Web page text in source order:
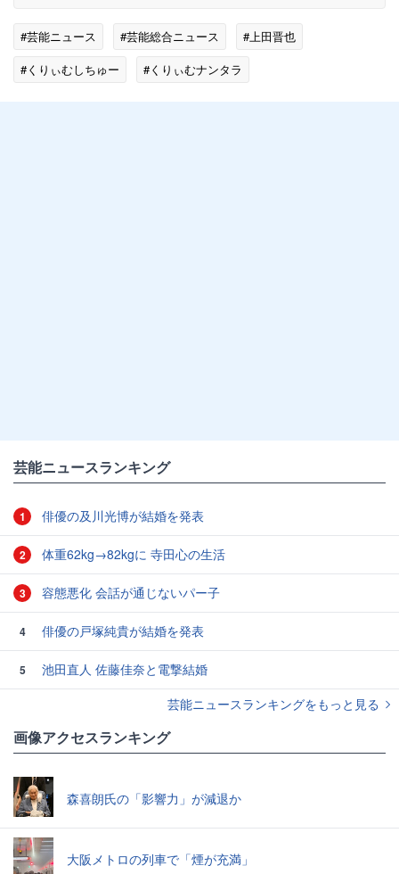
#芸能ニュース #芸能総合ニュース
#上田晋也
#くりぃむしちゅー
#くりぃむナンタラ
芸能ニュースランキング
1 俳優の及川光博が結婚を発表
2 体重62kg→82kgに 寺田心の生活
3 容態悪化 会話が通じないパー子
4 俳優の戸塚純貴が結婚を発表
5
池田直人 佐藤佳奈と電撃結婚
芸能ニュースランキングをもっと見る
画像アクセスランキング
森喜朗氏の「影響力」が減退か
大阪メトロの列車で「煙が充満」